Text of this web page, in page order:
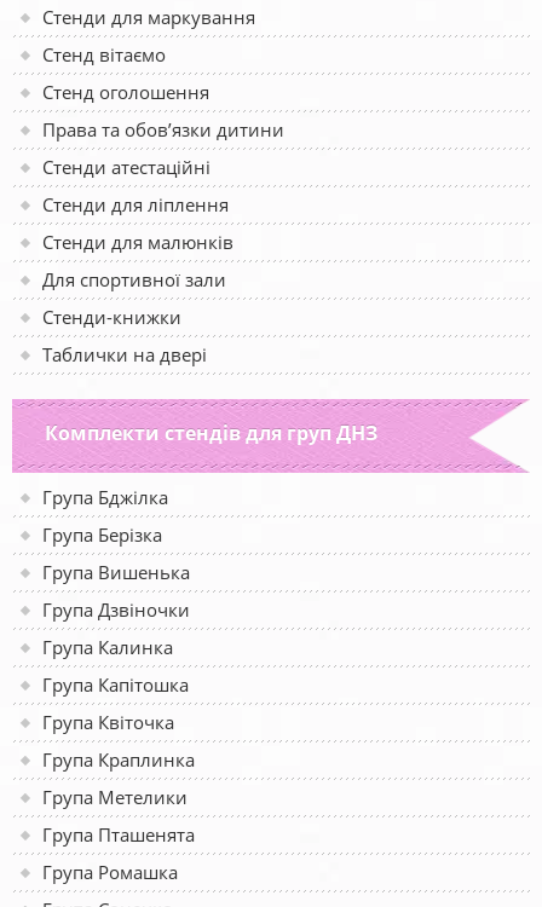
Стенди для маркування
Стенд вітаємо
Стенд оголошення
Права та обов’язки дитини
Стенди атестаційні
Стенди для ліплення
Стенди для малюнків
Для спортивної зали
Стенди-книжки
Таблички на двері
Комплекти стендів для груп ДНЗ
Група Бджілка
Група Берізка
Група Вишенька
Група Дзвіночки
Група Калинка
Група Капітошка
Група Квіточка
Група Краплинка
Група Метелики
Група Пташенята
Група Ромашка